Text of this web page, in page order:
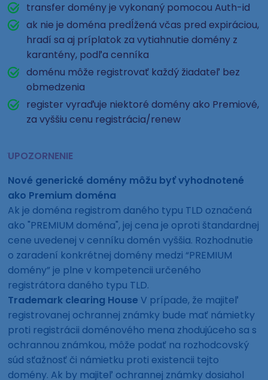
transfer domény je vykonaný pomocou Auth-id
ak nie je doména predĺžená včas pred expiráciou,
hradí sa aj príplatok za vytiahnutie domény z
karantény, podľa cenníka
doménu môže registrovať každý žiadateľ bez
obmedzenia
register vyraďuje niektoré domény ako Premiové,
za vyššiu cenu registrácia/renew
UPOZORNENIE
Nové generické domény môžu byť vyhodnotené
ako Premium doména
Ak je doména registrom daného typu TLD označená
ako "PREMIUM doména", jej cena je oproti štandardnej
cene uvedenej v cenníku domén vyššia. Rozhodnutie
o zaradení konkrétnej domény medzi “PREMIUM
domény” je plne v kompetencii určeného
registrátora daného typu TLD.
Trademark clearing House V prípade, že majiteľ
registrovanej ochrannej známky bude mať námietky
proti registrácii doménového mena zhodujúceho sa s
ochrannou známkou, môže podať na rozhodcovský
súd sťažnosť či námietku proti existencii tejto
domény. Ak by majiteľ ochrannej známky dosiahol